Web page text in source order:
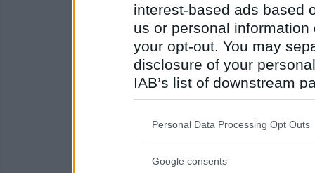
interest-based ads based
us or personal
your opt-out. You may
disclosure of your
IAB’s list of downstream
also be disclosed by us
Downstream Participants
Please note that this
Personal Data Processing Opt Outs
Google consents
Antal inlägg:
27944
Min blå ballong.
Oskar K- Ej medlem längre
Antal inlägg:
I vad förvarar du alla dina drömmar?
Mars oc Jupiter.